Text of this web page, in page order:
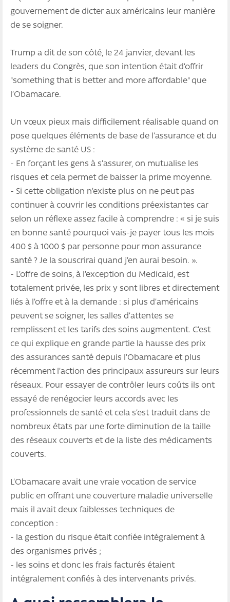
gouvernement de dicter aux américains leur manière
de se soigner.
Trump a dit de son côté, le 24 janvier, devant les
leaders du Congrès, que son intention était d’offrir
"something that is better and more affordable" que
l’Obamacare.
Un vœux pieux mais difficilement réalisable quand on
pose quelques éléments de base de l’assurance et du
système de santé US :
- En forçant les gens à s’assurer, on mutualise les
risques et cela permet de baisser la prime moyenne.
- Si cette obligation n’existe plus on ne peut pas
continuer à couvrir les conditions préexistantes car
selon un réflexe assez facile à comprendre : « si je suis
en bonne santé pourquoi vais-je payer tous les mois
400 $ à 1000 $ par personne pour mon assurance
santé ? Je la souscrirai quand j’en aurai besoin. ».
- L’offre de soins, à l’exception du Medicaid, est
totalement privée, les prix y sont libres et directement
liés à l’offre et à la demande : si plus d’américains
peuvent se soigner, les salles d’attentes se
remplissent et les tarifs des soins augmentent. C’est
ce qui explique en grande partie la hausse des prix
des assurances santé depuis l’Obamacare et plus
récemment l’action des principaux assureurs sur leurs
réseaux. Pour essayer de contrôler leurs coûts ils ont
essayé de renégocier leurs accords avec les
professionnels de santé et cela s’est traduit dans de
nombreux états par une forte diminution de la taille
des réseaux couverts et de la liste des médicaments
couverts.
L’Obamacare avait une vraie vocation de service
public en offrant une couverture maladie universelle
mais il avait deux faiblesses techniques de
conception :
- la gestion du risque était confiée intégralement à
des organismes privés ;
- les soins et donc les frais facturés étaient
intégralement confiés à des intervenants privés.